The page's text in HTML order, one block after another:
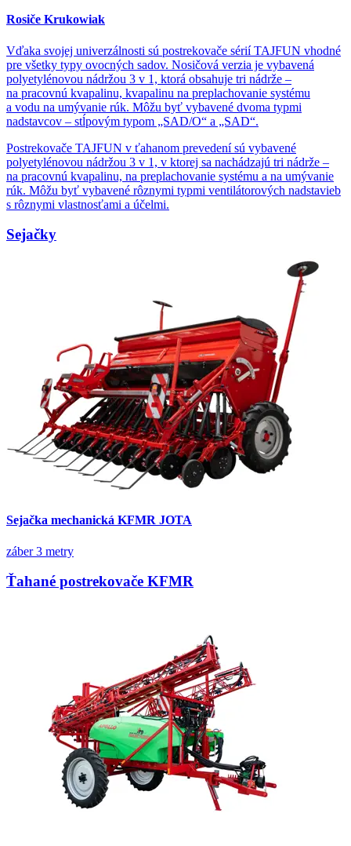
Rosiče Krukowiak
Vďaka svojej univerzálnosti sú postrekovače sérií TAJFUN vhodné
pre všetky typy ovocných sadov. Nosičová verzia je vybavená
polyetylénovou nádržou 3 v 1, ktorá obsahuje tri nádrže –
na pracovnú kvapalinu, kvapalinu na preplachovanie systému
a vodu na umývanie rúk. Môžu byť vybavené dvoma typmi
nadstavcov – stĺpovým typom „SAD/O“ a „SAD“.
Postrekovače TAJFUN v ťahanom prevedení sú vybavené
polyetylénovou nádržou 3 v 1, v ktorej sa nachádzajú tri nádrže –
na pracovnú kvapalinu, na preplachovanie systému a na umývanie
rúk. Môžu byť vybavené rôznymi typmi ventilátorových nadstavieb
s rôznymi vlastnosťami a účelmi.
Sejačky
Sejačka mechanická KFMR JOTA
záber 3 metry
Ťahané postrekovače KFMR